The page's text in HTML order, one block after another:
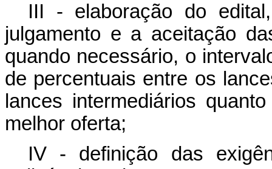
III - elaboração do
julgamento e a aceitação
quando necessário, o
de percentuais entre os
lances intermediários
melhor oferta;
IV - definição das